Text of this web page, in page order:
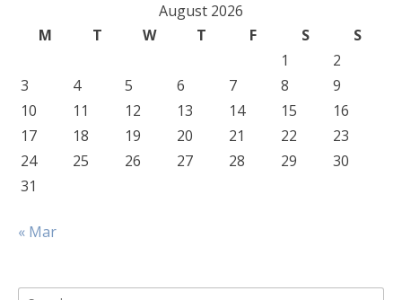
August 2026
M
T W T F S
S
1
2
3
4 5 6 7 8
9
10
11 12 13 14 15
16
17
18 19 20 21 22
23
24
25 26 27 28 29
30
31
« Mar